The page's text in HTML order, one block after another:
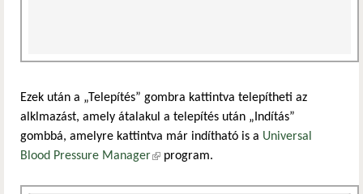
Ezek után a „Telepítés” gombra kattintva telepítheti az
alklmazást, amely átalakul a telepítés után „Indítás”
gombbá, amelyre kattintva már indítható is a Universal
Blood Pressure Manager(külső hivatkozás)
program.